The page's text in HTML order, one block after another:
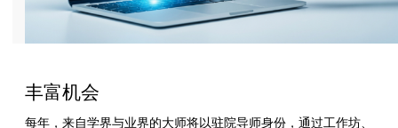
丰富机会
每年，来自学界与业界的大师将以驻院导师身份，通过工作坊、